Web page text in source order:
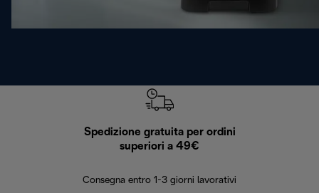
Spedizione gratuita per ordini
superiori a 49€
Consegna entro 1-3 giorni lavorativi